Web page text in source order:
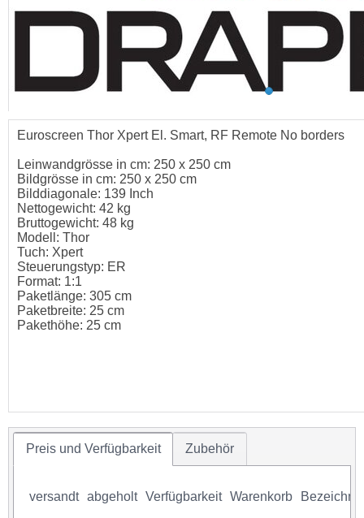
Euroscreen Thor Xpert El. Smart, RF Remote No borders
Leinwandgrösse in cm: 250 x 250 cm
Bildgrösse in cm: 250 x 250 cm
Bilddiagonale: 139 Inch
Nettogewicht: 42 kg
Bruttogewicht: 48 kg
Modell: Thor
Tuch: Xpert
Steuerungstyp: ER
Format: 1:1
Paketlänge: 305 cm
Paketbreite: 25 cm
Pakethöhe: 25 cm
Preis und Verfügbarkeit Zubehör
versandt abgeholt Verfügbarkeit Warenkorb